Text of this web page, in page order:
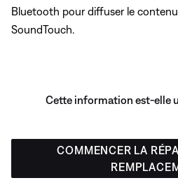
Bluetooth pour diffuser le
SoundTouch.
Cette information est-elle
COMMENCER LA